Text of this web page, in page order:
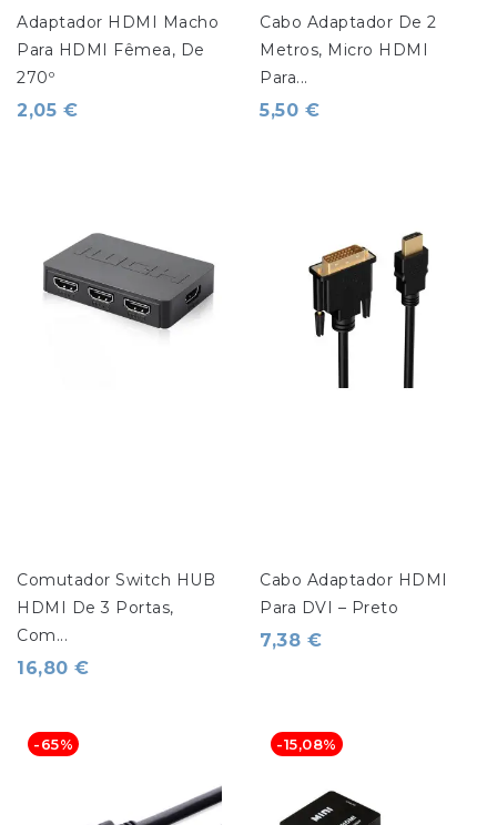
Adaptador HDMI Macho
Para HDMI Fêmea, De
270º
2,05 €
Cabo Adaptador De 2
Metros, Micro HDMI
Para...
5,50 €
Comutador Switch HUB
HDMI De 3 Portas,
Com...
16,80 €
Cabo Adaptador HDMI
Para DVI – Preto
7,38 €
-65% -15,08%